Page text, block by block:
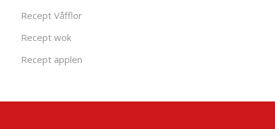
Recept Våfflor
Recept wok
Recept äpplen